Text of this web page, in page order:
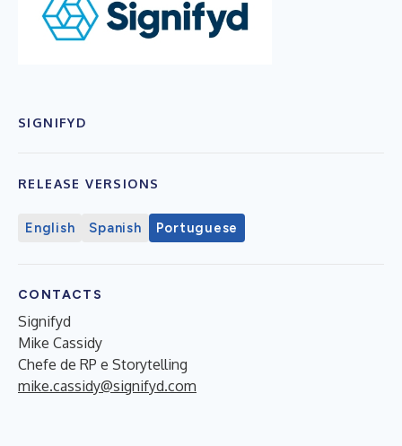
SIGNIFYD
RELEASE VERSIONS
English Spanish Portuguese
CONTACTS
Signifyd
Mike Cassidy
Chefe de RP e Storytelling
mike.cassidy@signifyd.com